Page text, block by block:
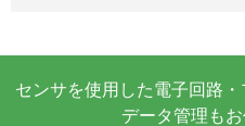
センサを使用した電子回路
データ管理もお